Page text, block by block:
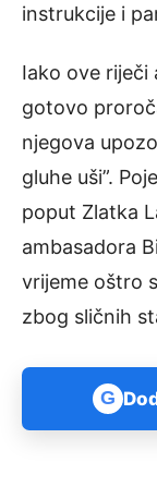
instrukcije i
Iako ove riječi
gotovo
njegova
gluhe uši”.
poput Zlatka
ambasadora
vrijeme oštro
zbog sličnih
G